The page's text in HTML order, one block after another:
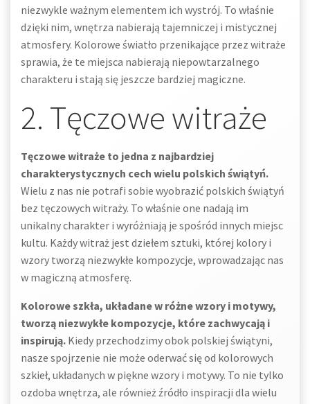
niezwykle ważnym elementem ich wystrój. To właśnie
dzięki nim, wnętrza nabierają tajemniczej i mistycznej
atmosfery. Kolorowe światło przenikające przez witraże
sprawia, że te miejsca nabierają niepowtarzalnego
charakteru i stają się jeszcze bardziej magiczne.
2. Tęczowe witraże
Tęczowe witraże to jedna z najbardziej
charakterystycznych cech wielu polskich świątyń.
Wielu z nas nie potrafi sobie wyobrazić polskich świątyń
bez tęczowych witraży. To właśnie one nadają im
unikalny charakter i wyróżniają je spośród innych miejsc
kultu. Każdy witraż jest dziełem sztuki, której kolory i
wzory tworzą niezwykłe kompozycje, wprowadzając nas
w magiczną atmosferę.
Kolorowe szkła, układane w różne wzory i motywy,
tworzą niezwykłe kompozycje, które zachwycają i
inspirują. Kiedy przechodzimy obok polskiej świątyni,
nasze spojrzenie nie może oderwać się od kolorowych
szkieł, układanych w piękne wzory i motywy. To nie tylko
ozdoba wnętrza, ale również źródło inspiracji dla wielu